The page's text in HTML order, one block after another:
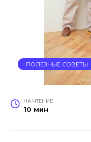
ПОЛЕЗНЫЕ СОВЕТЫ
НА ЧТЕНИЕ
10 мин